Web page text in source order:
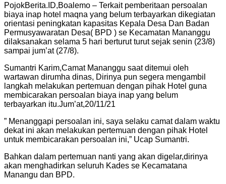
PojokBerita.ID,Boalemo – Terkait pemberitaan persoalan
biaya inap hotel maqna yang belum terbayarkan dikegiatan
orientasi peningkatan kapasitas Kepala Desa Dan Badan
Permusyawaratan Desa( BPD ) se Kecamatan Mananggu
dilaksanakan selama 5 hari berturut turut sejak senin (23/8)
sampai jum’at (27/8).
Sumantri Karim,Camat Mananggu saat ditemui oleh
wartawan dirumha dinas, Dirinya pun segera mengambil
langkah melakukan pertemuan dengan pihak Hotel guna
membicarakan persoalan biaya inap yang belum
terbayarkan itu.Jum’at,20/11/21
” Menanggapi persoalan ini, saya selaku camat dalam waktu
dekat ini akan melakukan pertemuan dengan pihak Hotel
untuk membicarakan persoalan ini,” Ucap Sumantri.
Bahkan dalam pertemuan nanti yang akan digelar,dirinya
akan menghadirkan seluruh Kades se Kecamatana
Manangu dan BPD.